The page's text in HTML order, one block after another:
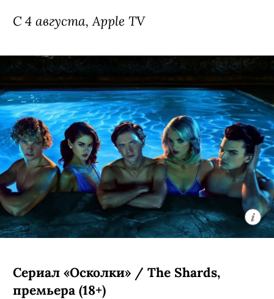
С 4 августа, Apple TV
Сериал «Осколки» / The Shards,
премьера (18+)